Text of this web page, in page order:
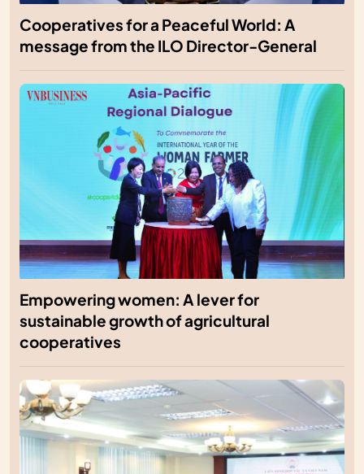
Cooperatives for a Peaceful World: A
message from the ILO Director-General
Empowering women: A lever for
sustainable growth of agricultural
cooperatives